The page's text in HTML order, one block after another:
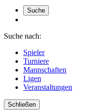
Suche
Suche nach:
Spieler
Turniere
Mannschaften
Ligen
Veranstaltungen
Schließen